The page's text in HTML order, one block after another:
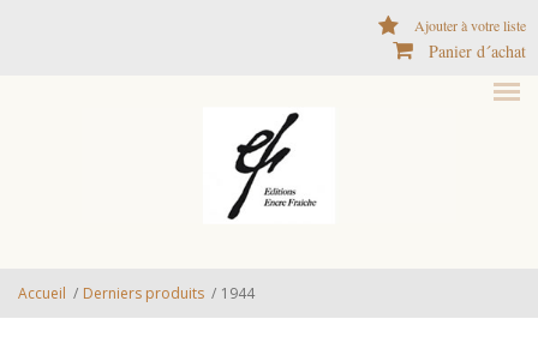
Ajouter à votre liste
Panier d´achat
Accueil / Derniers produits / 1944